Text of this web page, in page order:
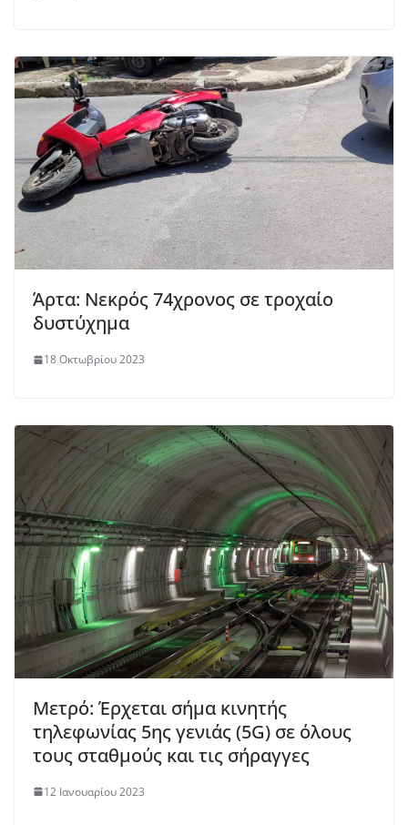
Άρτα: Νεκρός 74χρονος σε τροχαίο
δυστύχημα
18 Οκτωβρίου 2023
Μετρό: Έρχεται σήμα κινητής
τηλεφωνίας 5ης γενιάς (5G) σε όλους
τους σταθμούς και τις σήραγγες
12 Ιανουαρίου 2023